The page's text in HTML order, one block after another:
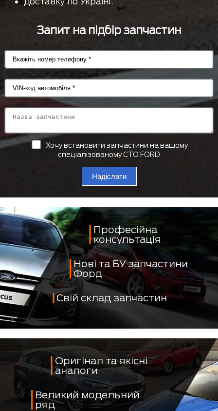
Запит на підбір запчастин
Хочу встановити запчастини на вашому
спеціалізованому СТО FORD
Надіслати
Професійна
консультація
Нові та БУ запчастини
Форд
Свій склад запчастин
Оригінал та якісні
аналоги
Великий модельний
ряд